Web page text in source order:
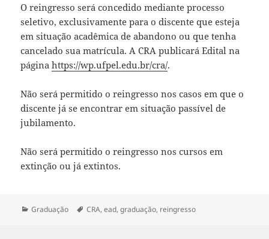
O reingresso será concedido mediante processo
seletivo, exclusivamente para o discente que esteja
em situação acadêmica de abandono ou que tenha
cancelado sua matrícula. A CRA publicará Edital na
páginahttps://wp.ufpel.edu.br/cra/.
Não será permitido o reingresso nos casos em que o
discente já se encontrar em situação passível de
jubilamento.
Não será permitido o reingresso nos cursos em
extinção ou já extintos.
Categorias
Graduação Tags
CRA,ead,graduação, reingresso